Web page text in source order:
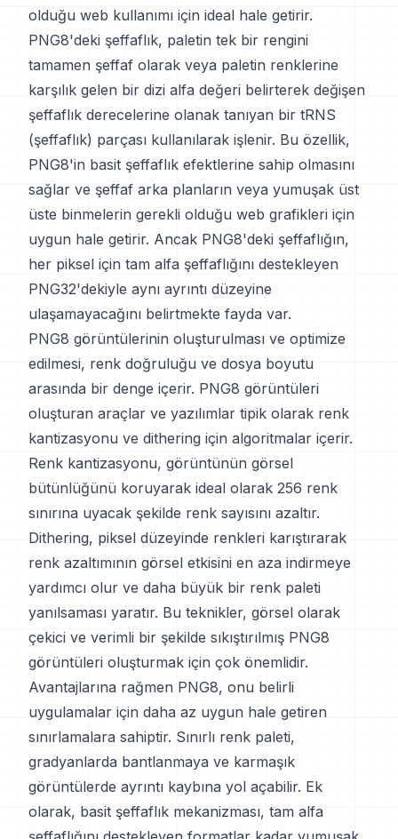
olduğu web kullanımı için ideal hale getirir.
PNG8'deki şeffaflık, paletin tek bir rengini
tamamen şeffaf olarak veya paletin renklerine
karşılık gelen bir dizi alfa değeri belirterek değişen
şeffaflık derecelerine olanak tanıyan bir tRNS
(şeffaflık) parçası kullanılarak işlenir. Bu özellik,
PNG8'in basit şeffaflık efektlerine sahip olmasını
sağlar ve şeffaf arka planların veya yumuşak üst
üste binmelerin gerekli olduğu web grafikleri için
uygun hale getirir. Ancak PNG8'deki şeffaflığın,
her piksel için tam alfa şeffaflığını destekleyen
PNG32'dekiyle aynı ayrıntı düzeyine
ulaşamayacağını belirtmekte fayda var.
PNG8 görüntülerinin oluşturulması ve optimize
edilmesi, renk doğruluğu ve dosya boyutu
arasında bir denge içerir. PNG8 görüntüleri
oluşturan araçlar ve yazılımlar tipik olarak renk
kantizasyonu ve dithering için algoritmalar içerir.
Renk kantizasyonu, görüntünün görsel
bütünlüğünü koruyarak ideal olarak 256 renk
sınırına uyacak şekilde renk sayısını azaltır.
Dithering, piksel düzeyinde renkleri karıştırarak
renk azaltımının görsel etkisini en aza indirmeye
yardımcı olur ve daha büyük bir renk paleti
yanılsaması yaratır. Bu teknikler, görsel olarak
çekici ve verimli bir şekilde sıkıştırılmış PNG8
görüntüleri oluşturmak için çok önemlidir.
Avantajlarına rağmen PNG8, onu belirli
uygulamalar için daha az uygun hale getiren
sınırlamalara sahiptir. Sınırlı renk paleti,
gradyanlarda bantlanmaya ve karmaşık
görüntülerde ayrıntı kaybına yol açabilir. Ek
olarak, basit şeffaflık mekanizması, tam alfa